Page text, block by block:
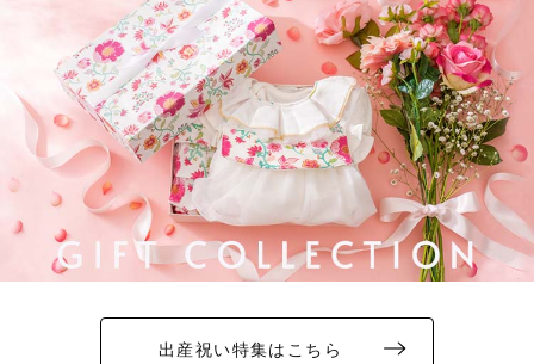
出産祝い特集はこちら